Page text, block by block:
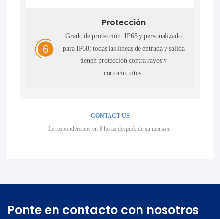
Protección
Grado de protección: IP65 y personalizado
para IP68; todas las líneas de entrada y salida
tienen protección contra rayos y
cortocircuitos.
CONTACT US
Le responderemos en 8 horas después de su mensaje.
Ponte en contacto con nosotros